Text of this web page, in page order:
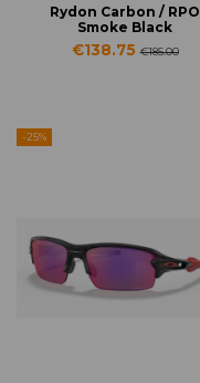
Rydon Carbon / RPO
Smoke Black
€138.75€185.00
-25%